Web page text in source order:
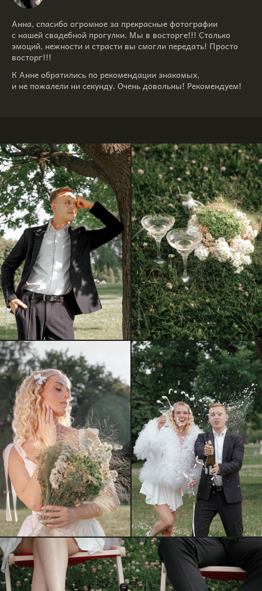
Анна, спасибо огромное за прекрасные фотографии
с нашей свадебной прогулки. Мы в восторге!!! Столько
эмоций, нежности и страсти вы смогли передать! Просто
восторг!!!
К Анне обратились по рекомендации знакомых,
и не пожалели ни секунду. Очень довольны! Рекомендуем!